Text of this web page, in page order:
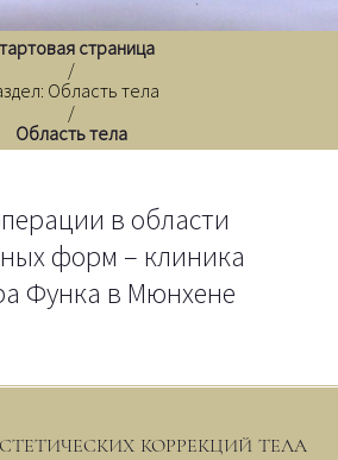
страница
/
Область тела
/
Область тела
в области
форм – клиника
Функа в Мюнхене
коррекций тела